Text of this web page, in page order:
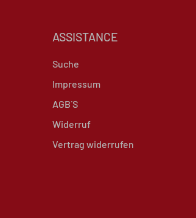
ASSISTANCE
Suche
Impressum
AGB´S
Widerruf
Vertrag widerrufen